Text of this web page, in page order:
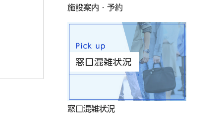
施設案内・予約
窓口混雑状況